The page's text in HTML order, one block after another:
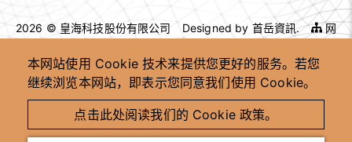
本网站使用 Cookie 技术来提供您更好的服务。若您
继续浏览本网站，即表示您同意我们使用 Cookie。
点击此处阅读我们的 Cookie 政策。
2026 © 皇海科技股份有限公司 Designed by 首岳資訊.
网
高速连接器供应商
高速连接器 OEM ODM
客制化连接器制造商
台湾高速连接器工厂
高速讯号连接器供应商
工业用连接器制造商